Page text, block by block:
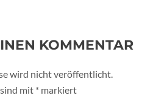
KOMMENTAR
wird nicht veröffentlicht.
mit * markiert